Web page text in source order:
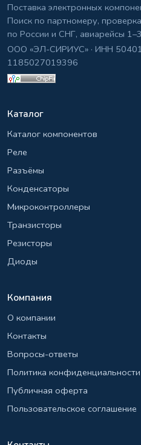
Поставка электронных
Поиск по партномеру,
по России и СНГ, авиарейсы
ООО «ЭЛ-СИРИУС» · ИНН
1185027019396
Каталог
Каталог компонентов
Реле
Разъёмы
Конденсаторы
Микроконтроллеры
Транзисторы
Резисторы
Диоды
Компания
О компании
Контакты
Вопросы-ответы
Политика конфиденциальности
Публичная оферта
Пользовательское соглашение